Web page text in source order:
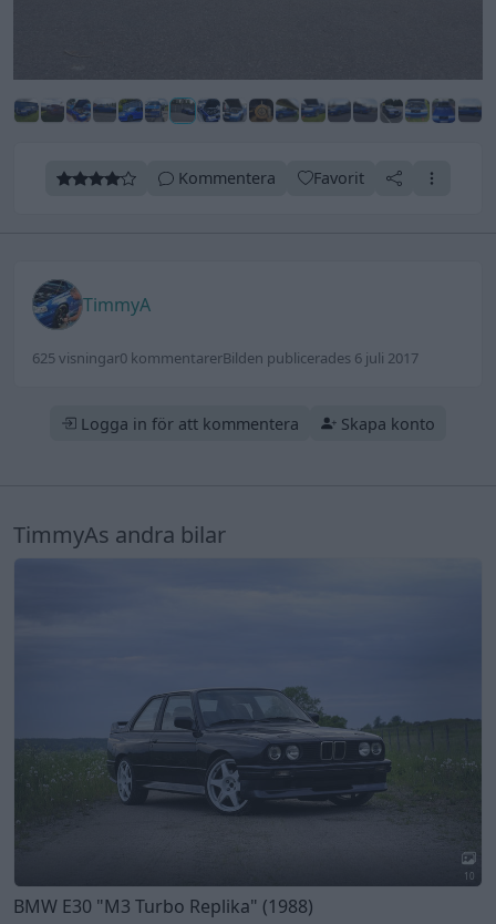
Kommentera Favorit
TimmyA
625 visningar0 kommentarerBilden publicerades 6 juli 2017
Logga in för att kommentera Skapa konto
TimmyAs andra bilar
10
BMW E30 "M3 Turbo Replika" (1988)